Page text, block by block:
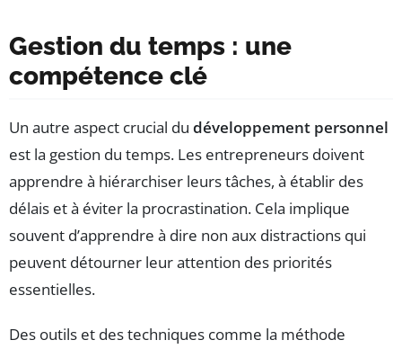
Gestion du temps : une
compétence clé
Un autre aspect crucial du développement personnel
est la gestion du temps. Les entrepreneurs doivent
apprendre à hiérarchiser leurs tâches, à établir des
délais et à éviter la procrastination. Cela implique
souvent d’apprendre à dire non aux distractions qui
peuvent détourner leur attention des priorités
essentielles.
Des outils et des techniques comme la méthode